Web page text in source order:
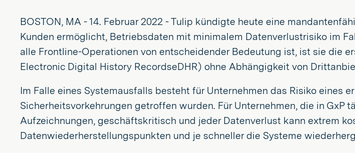
BOSTON, MA - 14. Februar 2022 - Tulip kündigte heute eine
Kunden ermöglicht, Betriebsdaten mit minimalem Datenverlustrisiko im
alle Frontline-Operationen von entscheidender Bedeutung ist, ist sie die
Electronic Digital History RecordseDHR) ohne Abhängigkeit von
Im Falle eines Systemausfalls besteht für Unternehmen das Risiko eines
Sicherheitsvorkehrungen getroffen wurden. Für Unternehmen, die in
Aufzeichnungen, geschäftskritisch und jeder Datenverlust kann extrem
Datenwiederherstellungspunkten und je schneller die Systeme